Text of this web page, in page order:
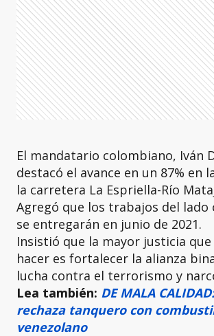
El mandatario colombiano, Iván
destacó el avance en un 87% en
la carretera La Espriella-Río
Agregó que los trabajos del lado
se entregarán en junio de 2021.
Insistió que la mayor justicia
hacer es fortalecer la alianza
lucha contra el terrorismo y
Lea también: DE MALA
rechaza tanquero con
venezolano